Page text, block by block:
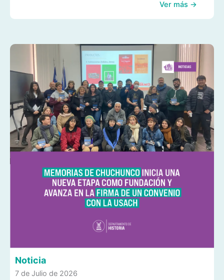
Ver más →
Noticia
7 de Julio de 2026